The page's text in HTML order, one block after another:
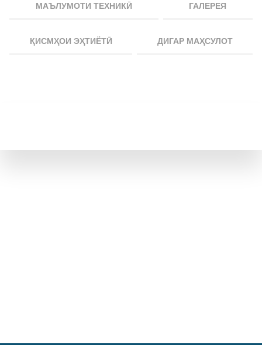
МАЪЛУМОТИ ТЕХНИКӢ ГАЛЕРЕЯ
ҚИСМҲОИ ЭҲТИЁТӢ ДИГАР МАҲСУЛОТ